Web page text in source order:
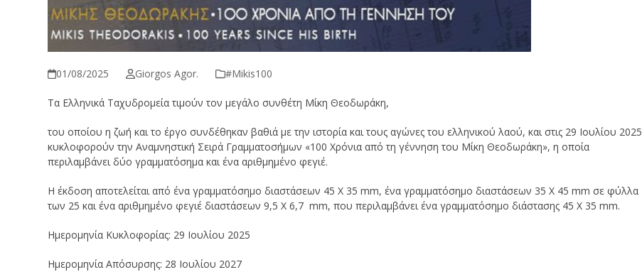
01/08/2025 Giorgos Agor. #Μikis100
Τα Ελληνικά Ταχυδρομεία τιμούν τον μεγάλο συνθέτη Μίκη Θεοδωράκη,
του οποίου η ζωή και το έργο συνδέθηκαν βαθιά με την ιστορία και τους αγώνες του ελληνικού λαού, και στις 29 Ιουλίου 2025
κυκλοφορούν την Αναμνηστική Σειρά Γραμματοσήμων «100 Χρόνια από τη γέννηση του Μίκη Θεοδωράκη», η οποία
περιλαμβάνει δύο γραμματόσημα και ένα αριθμημένο φεγιέ.
Η έκδοση αποτελείται από ένα γραμματόσημο διαστάσεων 45 Χ 35 mm, ένα γραμματόσημο διαστάσεων 35 Χ 45 mm σε φύλλα
των 25 και ένα αριθμημένο φεγιέ διαστάσεων 9,5 Χ 6,7 mm, που περιλαμβάνει ένα γραμματόσημο διάστασης 45 X 35 mm.
Ημερομηνία Κυκλοφορίας: 29 Ιουλίου 2025
Ημερομηνία Απόσυρσης: 28 Ιουλίου 2027